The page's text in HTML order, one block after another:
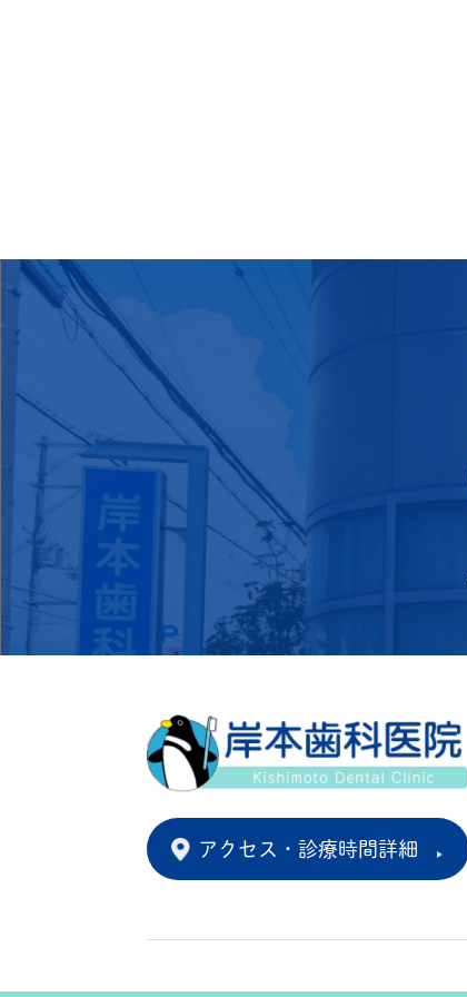
アクセス・診療時間詳細